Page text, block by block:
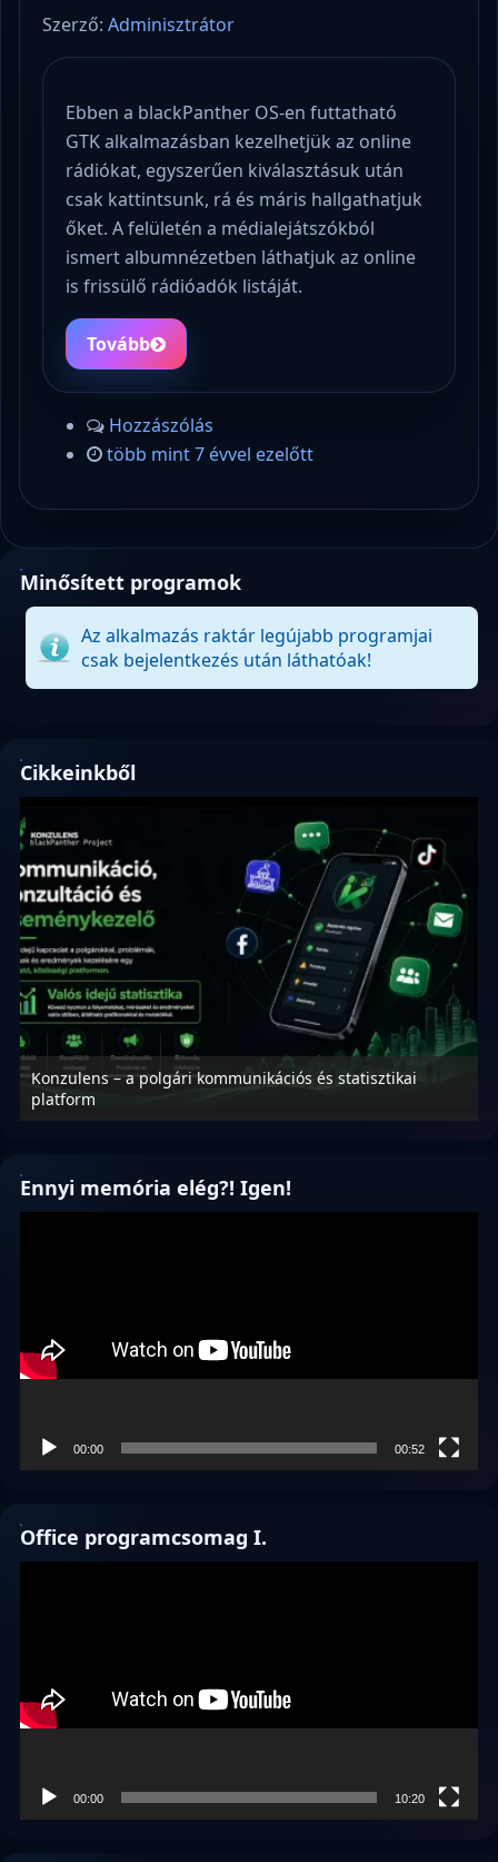
Szerző: Adminisztrátor
Ebben a blackPanther OS-en futtatható
GTK alkalmazásban kezelhetjük az online
rádiókat, egyszerűen kiválasztásuk után
csak kattintsunk, rá és máris hallgathatjuk
őket. A felületén a médialejátszókból
ismert albumnézetben láthatjuk az online
is frissülő rádióadók listáját.
Tovább
Hozzászólás
több mint 7 évvel ezelőtt
Minősített programok
Az alkalmazás raktár legújabb programjai
csak bejelentkezés után láthatóak!
Cikkeinkből
Konzulens – a polgári kommunikációs és statisztikai
platform
Ennyi memória elég?! Igen!
00:00 00:52
Office programcsomag I.
00:00 10:20